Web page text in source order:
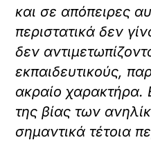
και σε απόπειρες
περιστατικά δεν
δεν
εκπαιδευτικούς,
ακραίο
της βίας των
σημαντικά τέτοια